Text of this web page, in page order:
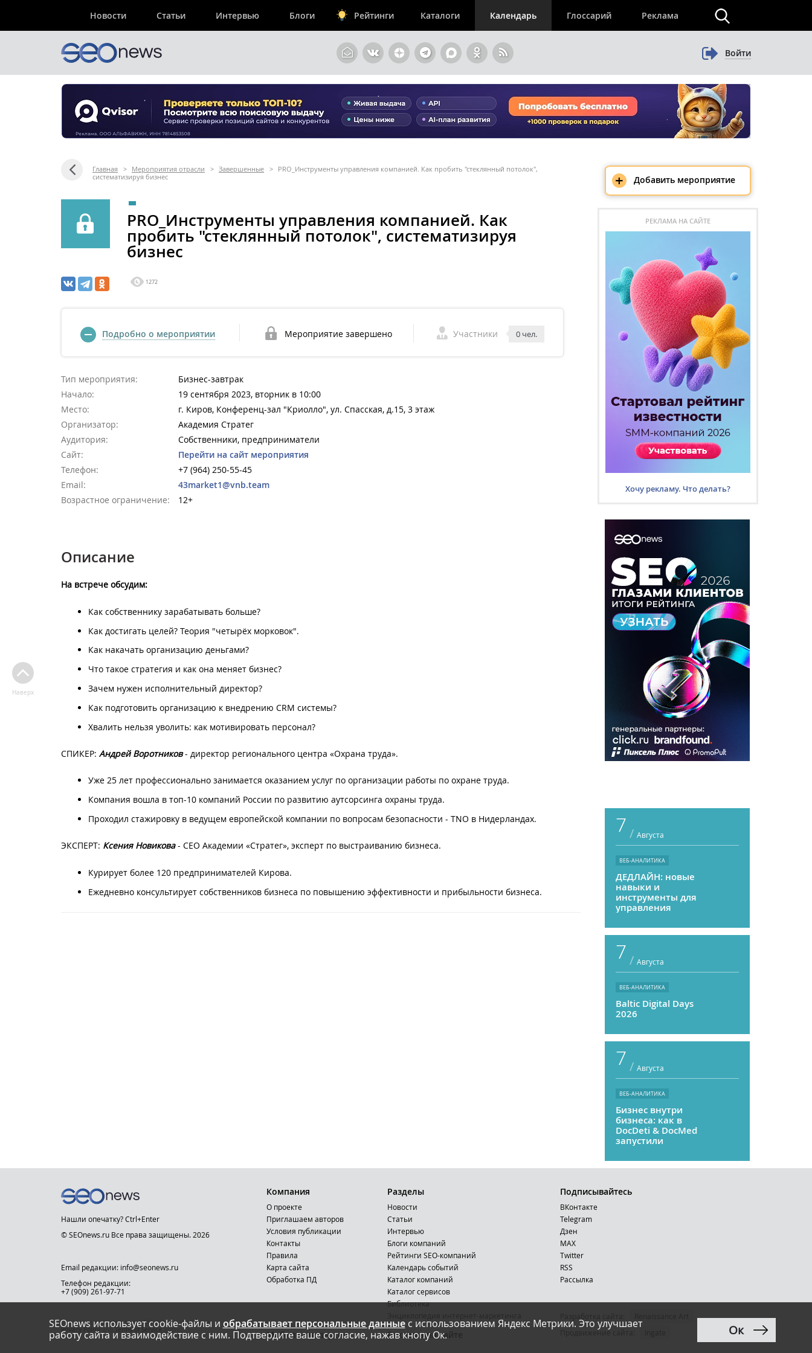
Новости Статьи Интервью Блоги Рейтинги Каталоги Календарь Глоссарий Реклама
Войти
Главная > Мероприятия отрасли > Завершенные >
PRO_Инструменты управления компанией. Как пробить "стеклянный потолок",
систематизируя бизнес
PRO_Инструменты управления компанией. Как
пробить "стеклянный потолок", систематизируя
бизнес
1272
Подробно о мероприятии Мероприятие завершено Участники 0 чел.
Тип мероприятия:
Бизнес-завтрак
Начало:
19 сентября 2023, вторник в 10:00
Место:
г. Киров, Конференц-зал "Криолло", ул. Спасская, д.15, 3 этаж
Организатор:
Академия Стратег
Аудитория:
Собственники, предприниматели
Сайт:
Перейти на сайт мероприятия
Телефон:
+7 (964) 250-55-45
Email:
43market1@vnb.team
Возрастное ограничение:
12+
Описание
На встрече обсудим:
Как собственнику зарабатывать больше?
Как достигать целей? Теория "четырёх морковок".
Как накачать организацию деньгами?
Что такое стратегия и как она меняет бизнес?
Зачем нужен исполнительный директор?
Как подготовить организацию к внедрению CRM системы?
Хвалить нельзя уволить: как мотивировать персонал?
СПИКЕР: Андрей Воротников - директор регионального центра «Охрана труда».
Уже 25 лет профессионально занимается оказанием услуг по организации работы по охране труда.
Компания вошла в топ-10 компаний России по развитию аутсорсинга охраны труда.
Проходил стажировку в ведущем европейской компании по вопросам безопасности - TNO в Нидерландах.
ЭКСПЕРТ: Ксения Новикова- СЕО Академии «Стратег», эксперт по выстраиванию бизнеса.
Курирует более 120 предпринимателей Кирова.
Ежедневно консультирует собственников бизнеса по повышению эффективности и прибыльности бизнеса.
Наверх
+ Добавить мероприятие
РЕКЛАМА НА САЙТЕ
Хочу рекламу. Что делать?
7 / Августа
ВЕБ-АНАЛИТИКА
ДЕДЛАЙН: новые
навыки и
инструменты для
управления
7 / Августа
ВЕБ-АНАЛИТИКА
Baltic Digital Days
2026
7 / Августа
ВЕБ-АНАЛИТИКА
Бизнес внутри
бизнеса: как в
DocDeti & DocMed
запустили
как стартап
SEOnews использует cookie-файлы и обрабатывает персональные данныес использованием Яндекс Метрики. Это улучшает
работу сайта и взаимодействие с ним. Подтвердите ваше согласие, нажав кнопу Ок.
Ок
Нашли опечатку? Ctrl+Enter
© SEOnews.ru Все права защищены. 2026
Email редакции: info@seonews.ru
Телефон редакции:
+7 (909) 261-97-71
This site is protected by reCAPTCHA and the Google
Privacy Policyand Terms of Serviceapply.
Компания
О проекте
Приглашаем авторов
Условия публикации
Контакты
Правила
Карта сайта
Обработка ПД
Мобильная версия
Разделы
Новости
Статьи
Интервью
Блоги компаний
Рейтинги SEO-компаний
Календарь событий
Каталог компаний
Каталог сервисов
Библиотека
Реклама на сайте
Подписывайтесь
ВКонтакте
Telegram
Дзен
MAX
Тwitter
RSS
Рассылка
Продвижение сайта
12+